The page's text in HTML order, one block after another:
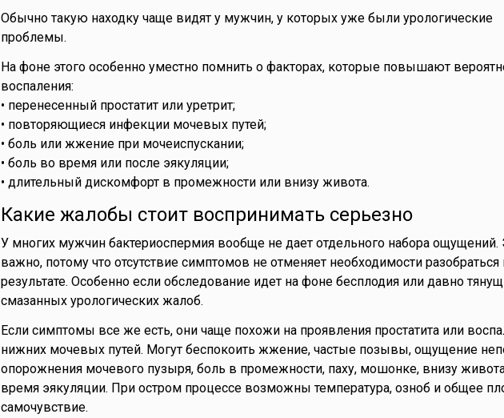
Обычно такую находку чаще видят у мужчин, у которых уже были урологические
проблемы.
На фоне этого особенно уместно помнить о факторах, которые повышают
воспаления:
• перенесенный простатит или уретрит;
• повторяющиеся инфекции мочевых путей;
• боль или жжение при мочеиспускании;
• боль во время или после эякуляции;
• длительный дискомфорт в промежности или внизу живота.
Какие жалобы стоит воспринимать серьезно
У многих мужчин бактериоспермия вообще не дает отдельного набора ощущений.
важно, потому что отсутствие симптомов не отменяет необходимости разобраться
результате. Особенно если обследование идет на фоне бесплодия или давно
смазанных урологических жалоб.
Если симптомы все же есть, они чаще похожи на проявления простатита или
нижних мочевых путей. Могут беспокоить жжение, частые позывы, ощущение
опорожнения мочевого пузыря, боль в промежности, паху, мошонке, внизу
время эякуляции. При остром процессе возможны температура, озноб и общее
самочувствие.